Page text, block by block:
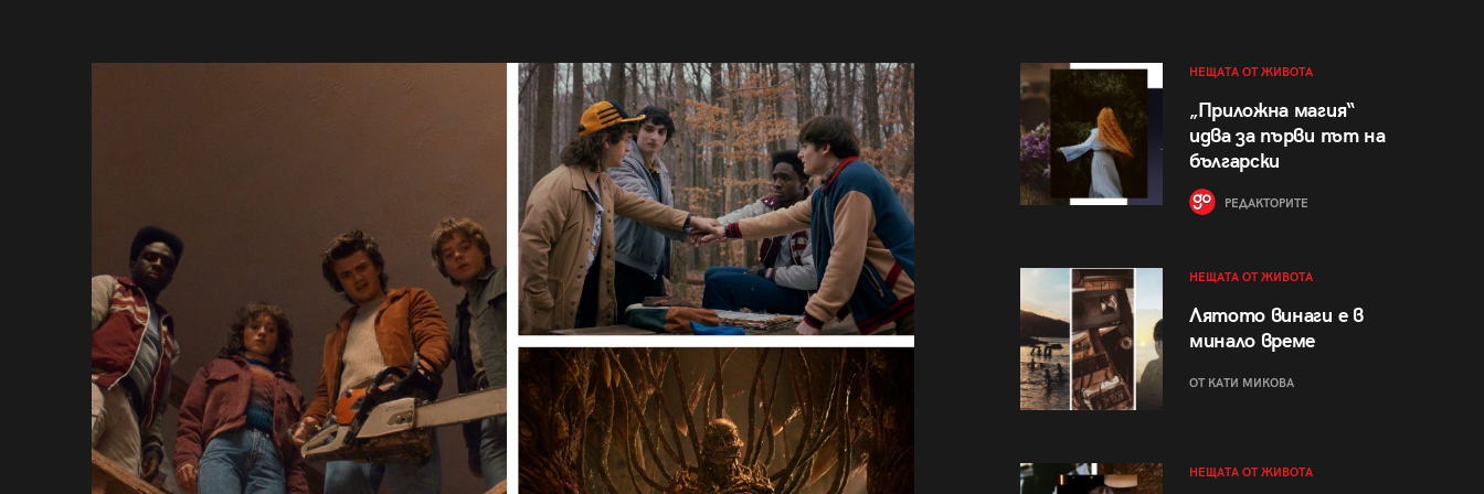
НЕЩАТА ОТ ЖИВОТА
„Приложна магия“
идва за първи път на
български
РЕДАКТОРИТЕ
НЕЩАТА ОТ ЖИВОТА
Лятото винаги е в
минало време
ОТ КАТИ МИКОВА
НЕЩАТА ОТ ЖИВОТА